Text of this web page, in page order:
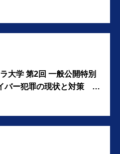
大学 第2回 一般公開特別
バー犯罪の現状と対策 セ
ラ大学 第47回）